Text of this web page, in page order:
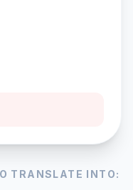
TRANSLATE INTO: